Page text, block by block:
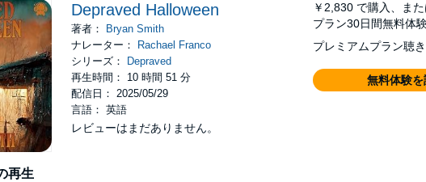
再生
Depraved Halloween
著者：
Bryan Smith
ナレーター：
Rachael Franco
シリーズ：
Depraved
再生時間： 10 時間 51 分
配信日： 2025/05/29
言語： 英語
レビューはまだありません。
￥2,830 で購入、ま
プラン30日間無料体
プレミアムプラン聴
無料体験を